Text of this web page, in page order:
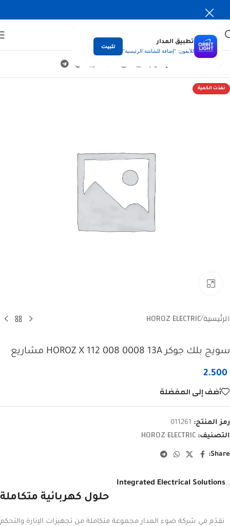
تطبيق المدار
للآيفون: "إضافة للشاشة الرئيسية"
تثبيت
نفذت الكمية
الرئيسية/
HOROZ ELECTRIC
سويج بلك جوكر HOROZ X 112 008 0008 13A مشاريع
2.500
أضف إلى المفضلة
رمز المنتج: 011261
التصنيف: HOROZ ELECTRIC
Share:
Integrated Electrical Solutions
حلول كهربائية متكاملة
نقدّم في شركة ضوء المدار مجموعة متكاملة من تجهيزات الإنارة والتحكم